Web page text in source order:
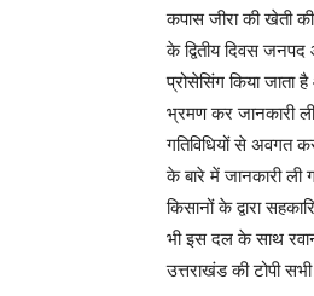
कपास जीरा की खेती
के द्वितीय दिवस
प्रोसेसिंग किया जाता
भ्रमण कर जानकारी
गतिविधियों से अवगत
के बारे में जानकारी ली
किसानों के द्वारा
भी इस दल के साथ
उत्तराखंड की टोपी